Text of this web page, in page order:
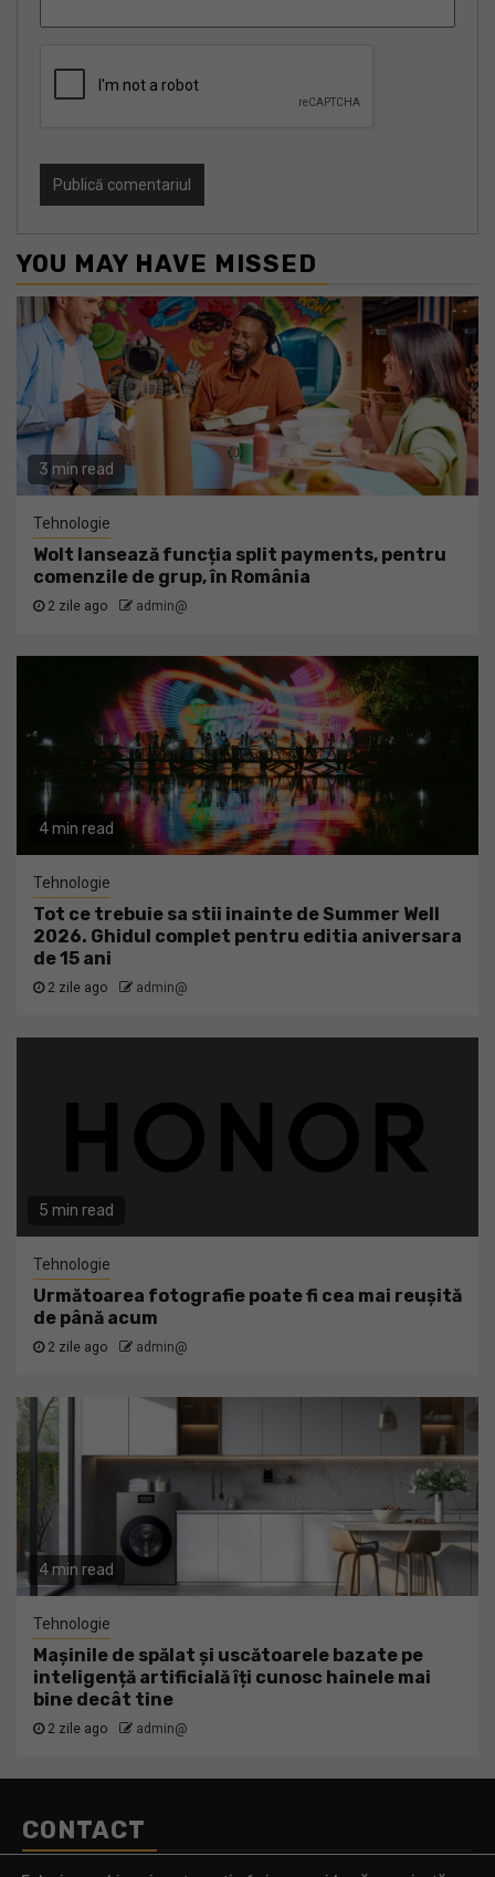
YOU MAY HAVE MISSED
3 min read
Tehnologie
Wolt lansează funcția split payments, pentru
comenzile de grup, în România
2 zile ago admin@
4 min read
Tehnologie
Tot ce trebuie sa stii inainte de Summer Well
2026. Ghidul complet pentru editia aniversara
de 15 ani
2 zile ago admin@
5 min read
Tehnologie
Următoarea fotografie poate fi cea mai reușită
de până acum
2 zile ago admin@
4 min read
Tehnologie
Mașinile de spălat și uscătoarele bazate pe
inteligență artificială îți cunosc hainele mai
bine decât tine
2 zile ago admin@
CONTACT
Telefon: 0770.290.165